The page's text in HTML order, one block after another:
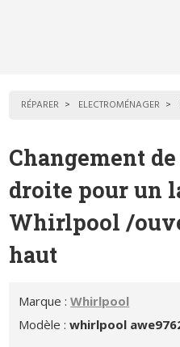
RÉPARER ELECTROMÉNAGER
Changement
droite pour un
Whirlpool /
haut
Marque :Whirlpool
Modèle :whirlpool